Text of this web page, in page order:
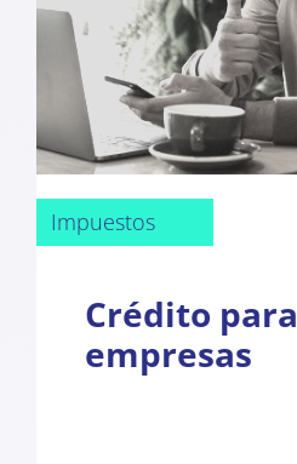
Impuestos
Crédito para
empresas